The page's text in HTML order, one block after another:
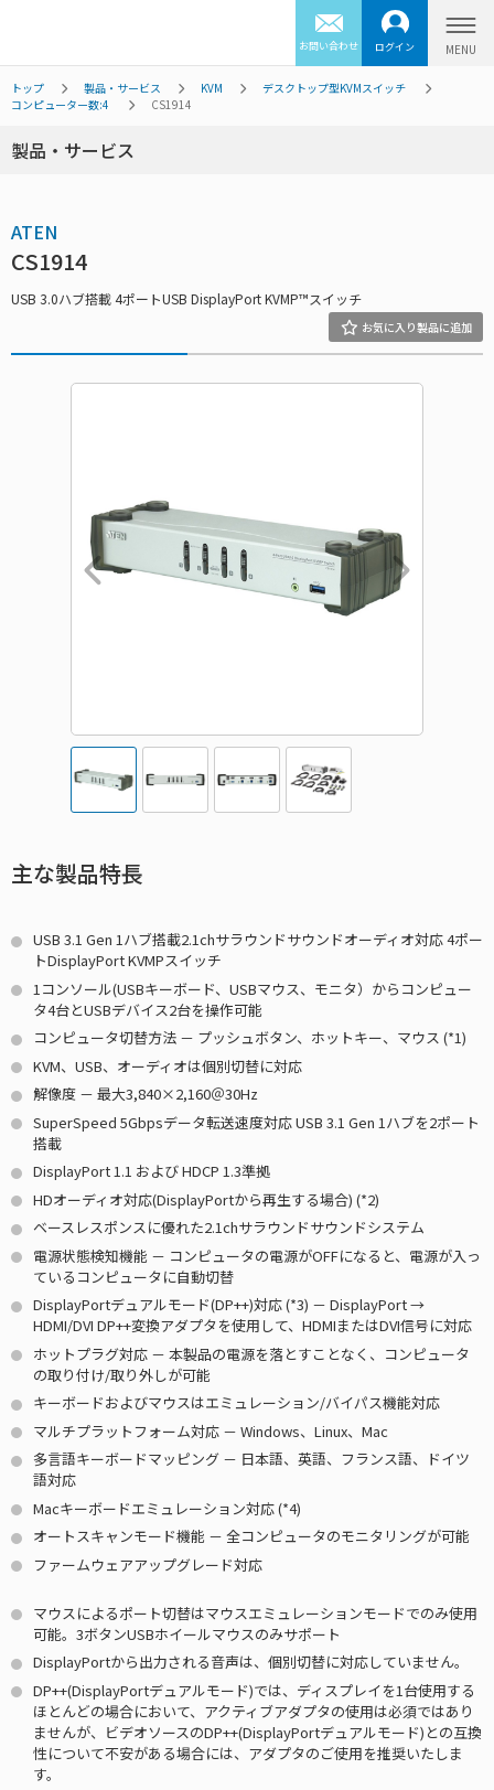
お問い合わせ ログイン
トップ 製品・サービス KVM
デスクトップ型KVMスイッチ
コンピューター数:4
CS1914
製品・サービス
ATEN
CS1914
USB 3.0ハブ搭載 4ポートUSB DisplayPort KVMP™スイッチ
主な製品特長
USB 3.1 Gen 1ハブ搭載2.1chサラウンドサウンドオーディオ対応 4ポー
トDisplayPort KVMPスイッチ
1コンソール(USBキーボード、USBマウス、モニタ）からコンピュー
タ4台とUSBデバイス2台を操作可能
コンピュータ切替方法 － プッシュボタン、ホットキー、マウス (*1)
KVM、USB、オーディオは個別切替に対応
解像度 － 最大3,840×2,160＠30Hz
SuperSpeed 5Gbpsデータ転送速度対応 USB 3.1 Gen 1ハブを2ポート
搭載
DisplayPort 1.1 および HDCP 1.3準拠
HDオーディオ対応(DisplayPortから再生する場合) (*2)
ベースレスポンスに優れた2.1chサラウンドサウンドシステム
電源状態検知機能 － コンピュータの電源がOFFになると、電源が入っ
ているコンピュータに自動切替
DisplayPortデュアルモード(DP++)対応(*3) － DisplayPort →
HDMI/DVI DP++変換アダプタを使用して、HDMIまたはDVI信号に対応
ホットプラグ対応 － 本製品の電源を落とすことなく、コンピュータ
の取り付け/取り外しが可能
キーボードおよびマウスはエミュレーション/バイパス機能対応
マルチプラットフォーム対応 － Windows、Linux、Mac
多言語キーボードマッピング － 日本語、英語、フランス語、ドイツ
語対応
Macキーボードエミュレーション対応(*4)
オートスキャンモード機能 － 全コンピュータのモニタリングが可能
ファームウェアアップグレード対応
マウスによるポート切替はマウスエミュレーションモードでのみ使用
可能。3ボタンUSBホイールマウスのみサポート
DisplayPortから出力される音声は、個別切替に対応していません。
DP++(DisplayPortデュアルモード)では、ディスプレイを1台使用する
ほとんどの場合において、アクティブアダプタの使用は必須ではあり
ませんが、ビデオソースのDP++(DisplayPortデュアルモード)との互換
性について不安がある場合には、アダプタのご使用を推奨いたしま
す。